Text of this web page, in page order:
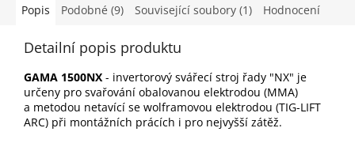
Popis Podobné (9) Související soubory (1) Hodnocení
Detailní popis produktu
GAMA 1500NX - invertorový svářecí stroj řady "NX" je
určeny pro svařování obalovanou elektrodou (MMA)
a metodou netavící se wolframovou elektrodou (TIG-LIFT
ARC) při montážních prácích i pro nejvyšší zátěž.